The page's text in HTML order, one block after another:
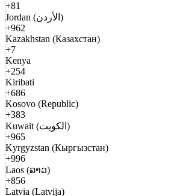
+81
Jordan (الأردن)
+962
Kazakhstan (Казахстан)
+7
Kenya
+254
Kiribati
+686
Kosovo (Republic)
+383
Kuwait (الكويت)
+965
Kyrgyzstan (Кыргызстан)
+996
Laos (ລາວ)
+856
Latvia (Latvija)